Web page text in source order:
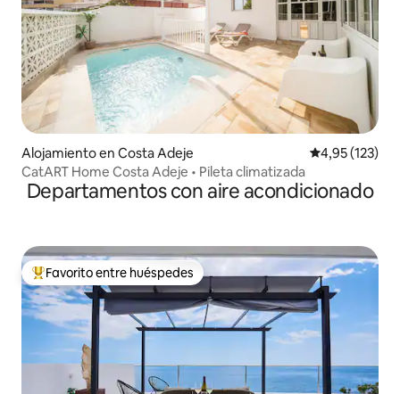
Alojamiento en Costa Adeje Calificación
4,95 (123)
CatART Home Costa Adeje • Pileta climatizada
Departamentos con aire acondicionado
Favorito entre los huéspedes más destacados
Favorito entre huéspedes